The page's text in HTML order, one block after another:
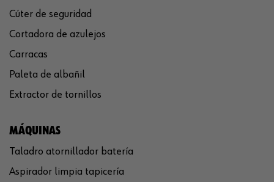
Cúter de seguridad
Cortadora de azulejos
Carracas
Paleta de albañil
Extractor de tornillos
MÁQUINAS
Taladro atornillador batería
Aspirador limpia tapicería